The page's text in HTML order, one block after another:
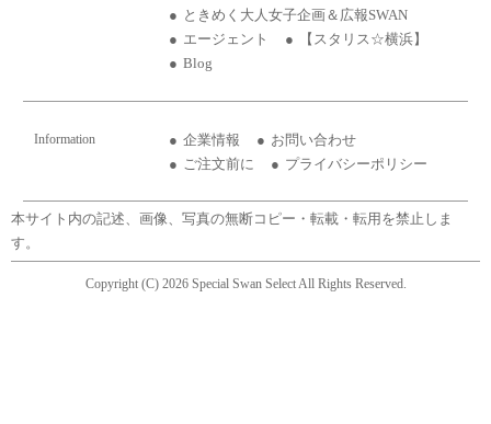
ときめく大人女子企画＆広報SWAN
エージェント
【スタリス☆横浜】
Blog
Information 企業情報
お問い合わせ
ご注文前に
プライバシーポリシー
本サイト内の記述、画像、写真の無断コピー・転載・転用を禁止しま
す。
Copyright (C) 2026 Special Swan Select All Rights Reserved.